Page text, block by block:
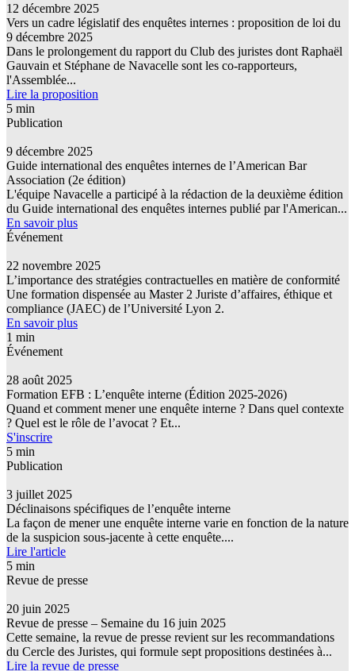
12 décembre 2025
Vers un cadre législatif des enquêtes internes : proposition de loi du
9 décembre 2025
Dans le prolongement du rapport du Club des juristes dont Raphaël
Gauvain et Stéphane de Navacelle sont les co-rapporteurs,
l'Assemblée...
Lire la proposition
5 min
Publication
9 décembre 2025
Guide international des enquêtes internes de l’American Bar
Association (2e édition)
L'équipe Navacelle a participé à la rédaction de la deuxième édition
du Guide international des enquêtes internes publié par l'American...
En savoir plus
Événement
22 novembre 2025
L’importance des stratégies contractuelles en matière de conformité
Une formation dispensée au Master 2 Juriste d’affaires, éthique et
compliance (JAEC) de l’Université Lyon 2.
En savoir plus
1 min
Événement
28 août 2025
Formation EFB : L’enquête interne (Édition 2025-2026)
Quand et comment mener une enquête interne ? Dans quel contexte
? Quel est le rôle de l’avocat ? Et...
S'inscrire
5 min
Publication
3 juillet 2025
Déclinaisons spécifiques de l’enquête interne
La façon de mener une enquête interne varie en fonction de la nature
de la suspicion sous-jacente à cette enquête....
Lire l'article
5 min
Revue de presse
20 juin 2025
Revue de presse – Semaine du 16 juin 2025
Cette semaine, la revue de presse revient sur les recommandations
du Cercle des Juristes, qui formule sept propositions destinées à...
Lire la revue de presse